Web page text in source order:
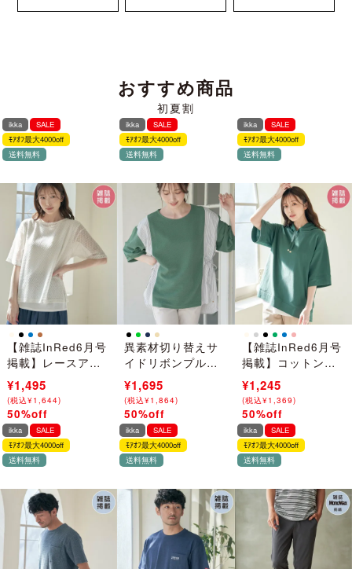
おすすめ商品
初夏割
ikka
SALE
ﾓｱｵﾌ最大4000off
送料無料
【雑誌InRed6月号
掲載】レースアン
サンブルプルオー
バー【2点セット／
親子コーデ】
¥2,990
(税込¥3,289)
→
¥1,495
(税込¥1,644)
50%off
ikka
SALE
ﾓｱｵﾌ最大4000off
送料無料
異素材切り替えサ
イドリボンプルオ
ーバー
¥3,390
(税込¥3,729)
→
¥1,695
(税込¥1,864)
50%off
ikka
SALE
ﾓｱｵﾌ最大4000off
送料無料
【雑誌InRed6月号
掲載】コットン
USAミニワッフル
ポケ付きパーカー
¥2,490
(税込¥2,739)
→
¥1,245
(税込¥1,369)
50%off
ikka
SALE
ﾓｱｵﾌ最大4000off
送料無料
ikka
SALE
ﾓｱｵﾌ最大4000off
送料無料
ikka
SALE
ﾓｱｵﾌ最大4000off
送料無料